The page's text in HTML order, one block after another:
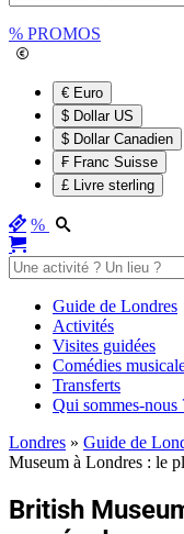
% PROMOS
€ Euro
$ Dollar US
$ Dollar Canadien
₣ Franc Suisse
£ Livre sterling
%
Guide de Londres
Activités
Visites guidées
Comédies
Transferts
Qui sommes-nous
Londres » Guide de
Museum à Londres : le
British